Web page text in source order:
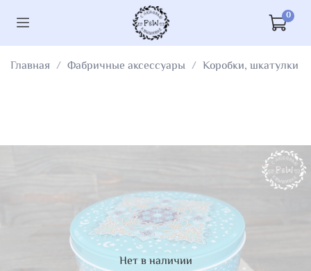
0
Главная Фабричные аксессуары Коробки, шкатулки
Нет в наличии